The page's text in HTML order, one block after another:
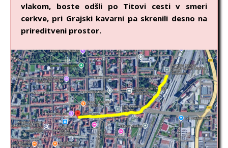
vlakom, boste odšli po Titovi cesti v smeri
cerkve, pri Grajski kavarni pa skrenili desno na
prireditveni prostor.